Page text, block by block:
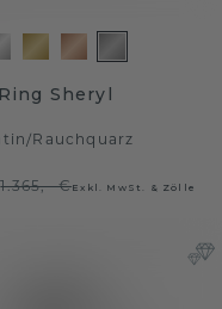
Ring Sheryl
/Rauchquarz
1.365,- €Exkl. MwSt. & Zölle